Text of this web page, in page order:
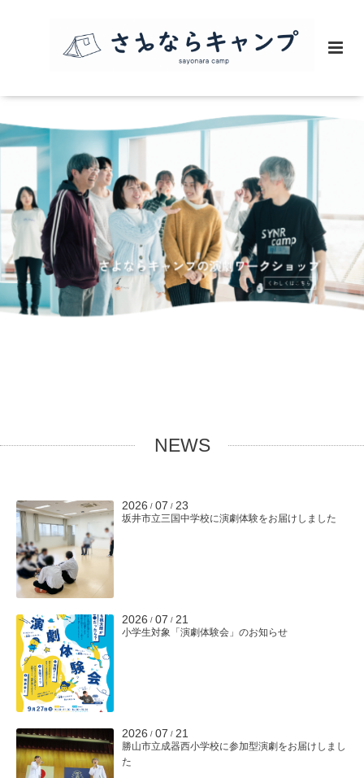
NEWS
2026 / 07 / 23
坂井市立三国中学校に演劇体験をお届けしました
2026 / 07 / 21
小学生対象「演劇体験会」のお知らせ
2026 / 07 / 21
勝山市立成器西小学校に参加型演劇をお届けしまし
た